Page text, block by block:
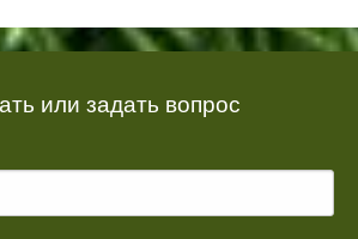
или задать вопрос